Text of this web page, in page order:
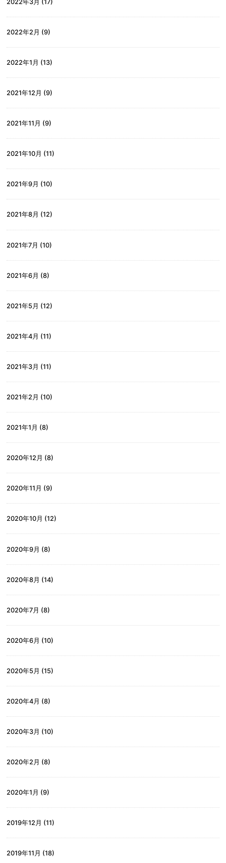
2022年3月 (17)
2022年2月 (9)
2022年1月 (13)
2021年12月 (9)
2021年11月 (9)
2021年10月 (11)
2021年9月 (10)
2021年8月 (12)
2021年7月 (10)
2021年6月 (8)
2021年5月 (12)
2021年4月 (11)
2021年3月 (11)
2021年2月 (10)
2021年1月 (8)
2020年12月 (8)
2020年11月 (9)
2020年10月 (12)
2020年9月 (8)
2020年8月 (14)
2020年7月 (8)
2020年6月 (10)
2020年5月 (15)
2020年4月 (8)
2020年3月 (10)
2020年2月 (8)
2020年1月 (9)
2019年12月 (11)
2019年11月 (18)